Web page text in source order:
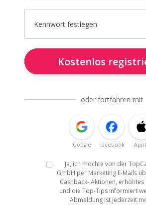
Kennwort festlegen
Kostenlos
oder fortfahren mit
Google Facebook
Ja, ich möchte von der
GmbH per Marketing E-Mails
Cashback- Aktionen, erhöhtes
und die Top-Tips informiert
Abmeldung ist jederzeit